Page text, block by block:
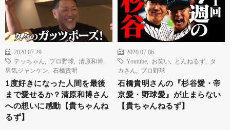
2020.07.29
テッちゃん
プロ野球 清原和博
男気ジャンケン
石橋貴明
1度好きになった人間を最後
まで愛せるか？清原和博さん
への想いに感動【貴ちゃんね
るず】
2020.07.06
Youtube
お笑い とんねるず
タ
カさん
プロ野球
石橋貴明さんの『杉谷愛・帝
京愛・野球愛』が止まらない
【貴ちゃんねるず】